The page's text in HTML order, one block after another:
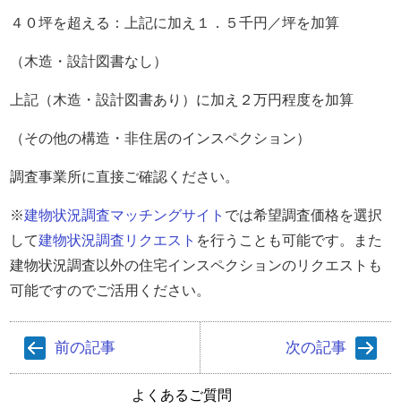
４０坪を超える：上記に加え１．５千円／坪を加算
（木造・設計図書なし）
上記（木造・設計図書あり）に加え２万円程度を加算
（その他の構造・非住居のインスペクション）
調査事業所に直接ご確認ください。
※建物状況調査マッチングサイト では希望調査価格を選択
して建物状況調査リクエスト を行うことも可能です。また
建物状況調査以外の住宅インスペクションのリクエストも
可能ですのでご活用ください。
前の記事 次の記事
よくあるご質問